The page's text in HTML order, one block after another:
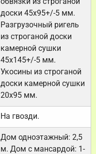
доски 45х95+/-5 мм.
Разгрузочный ригель
из строганой доски
камерной сушки
45х145+/-5 мм.
Укосины из строганой
доски камерной сушки
20х95 мм.
На гвозди.
Дом одноэтажный: 2,5
м. Дом с мансардой: 1-